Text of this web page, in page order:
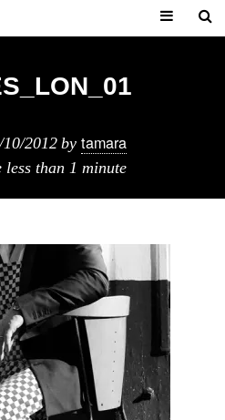
10/2012 by tamara
less than 1 minute